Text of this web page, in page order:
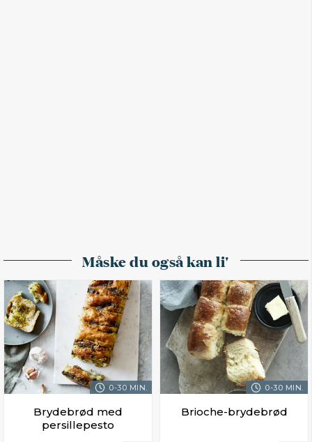
Måske du også kan li'
0-30 MIN.
Brydebrød med
persillepesto
0-30 MIN.
Brioche-brydebrød